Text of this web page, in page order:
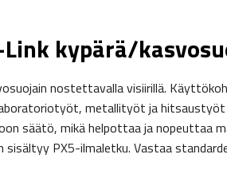
Link kypärä/
nostettavalla visiirillä.
metallityöt ja hitsaustyöt
säätö, mikä helpottaa ja nopeuttaa
sisältyy PX5-ilmaletku. Vastaa